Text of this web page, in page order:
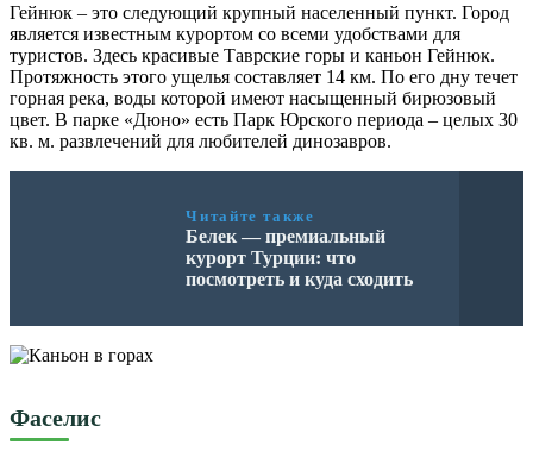
Гейнюк – это следующий крупный населенный пункт. Город
является известным курортом со всеми удобствами для
туристов. Здесь красивые Таврские горы и каньон Гейнюк.
Протяжность этого ущелья составляет 14 км. По его дну течет
горная река, воды которой имеют насыщенный бирюзовый
цвет. В парке «Дюно» есть Парк Юрского периода – целых 30
кв. м. развлечений для любителей динозавров.
Читайте также
Белек — премиальный
курорт Турции: что
посмотреть и куда сходить
Фаселис